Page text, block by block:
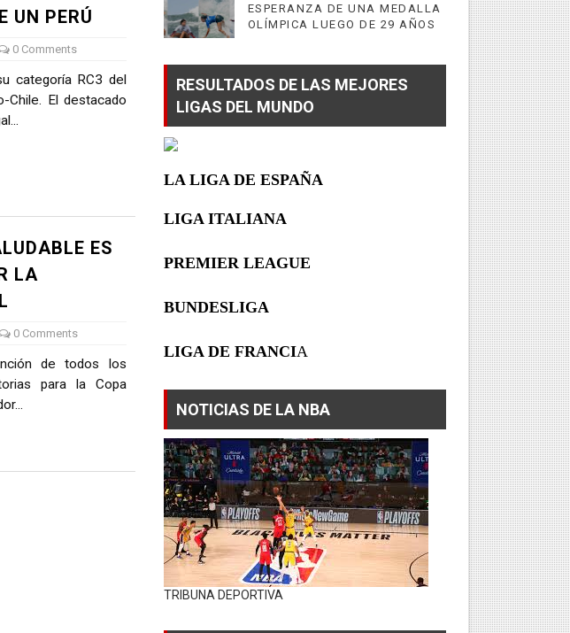
UN PERÚ
0 Comments
categoría RC3 del
Chile. El destacado
ES
LA
0 Comments
de todos los
para la Copa
ESPERANZA DE UNA MEDALLA
OLÍMPICA LUEGO DE 29 AÑOS
RESULTADOS DE LAS MEJORES
LIGAS DEL MUNDO
LA LIGA DE ESPAÑA
LIGA ITALIANA
PREMIER LEAGUE
BUNDESLIGA
LIGA DE FRANCIA
NOTICIAS DE LA NBA
TRIBUNA DEPORTIVA